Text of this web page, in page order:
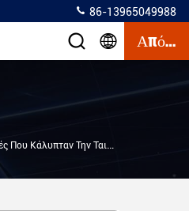
86-13965049988
Απόσπασμα
Που Κάλυπταν Την Ταινία